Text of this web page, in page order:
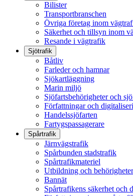
Bilister
Transportbranschen
Övriga företag inom
Säkerhet och tillsyn inom
Resande i vägtrafik
Sjötrafik
Båtliv
Farleder och hamnar
Sjökartläggning
Marin miljö
Sjöfartsbehörigheter och
Författningar och
Handelssjöfarten
Fartygspassagerare
Spårtrafik
Järnvägstrafik
Spårbunden stadstrafik
Spårtrafikmateriel
Utbildning och
Bannät
Spårtrafikens säkerhet och